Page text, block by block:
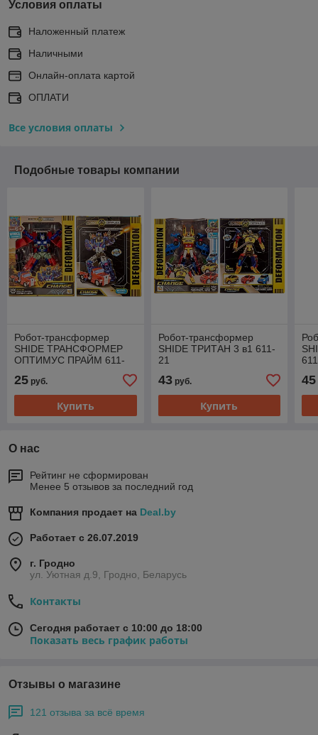
Условия оплаты
Наложенный платеж
Наличными
Онлайн-оплата картой
ОПЛАТИ
Все условия оплаты
Подобные товары компании
Робот-трансформер
SHIDE ТРАНСФОРМЕР
ОПТИМУС ПРАЙМ 611-
25 руб.
Купить
Робот-трансформер
SHIDE ТРИТАН 3 в1 611-
21
43руб.
Купить
45
О нас
Рейтинг не сформирован
Менее 5 отзывов за последний год
Компания продает на Deal.by
Работает с 26.07.2019
г. Гродно
ул. Уютная д.9, Гродно, Беларусь
Контакты
Сегодня работает с 10:00 до 18:00
Показать весь график работы
Отзывы о магазине
121 отзыва за всё время